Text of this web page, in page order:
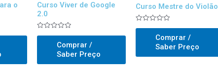
o
Curso Viver de Google
2.0
Avaliado
Comprar /
Saber Preço
Curso Mestre do Violão
Avaliado
Comprar /
Saber Preço